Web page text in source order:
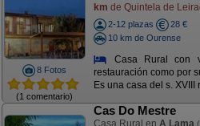
8 Fotos
(1 comentario)
km de Quintela de
2-12 plazas
28 €
10 km de Ourense
Casa Rural con
restauración como por
Es una casa del s. XVIII
Cas Do Mestre
Casa Rural en A Lama